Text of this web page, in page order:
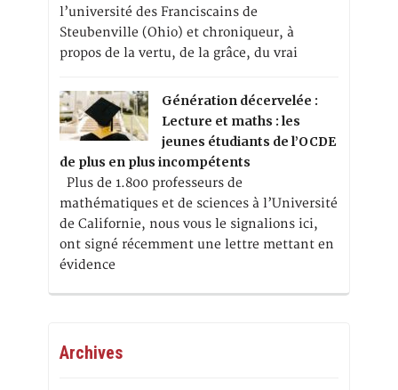
l’université des Franciscains de
Steubenville (Ohio) et chroniqueur, à
propos de la vertu, de la grâce, du vrai
Génération décervelée :
Lecture et maths : les
jeunes étudiants de l’OCDE
de plus en plus incompétents
Plus de 1.800 professeurs de
mathématiques et de sciences à l’Université
de Californie, nous vous le signalions ici,
ont signé récemment une lettre mettant en
évidence
Archives